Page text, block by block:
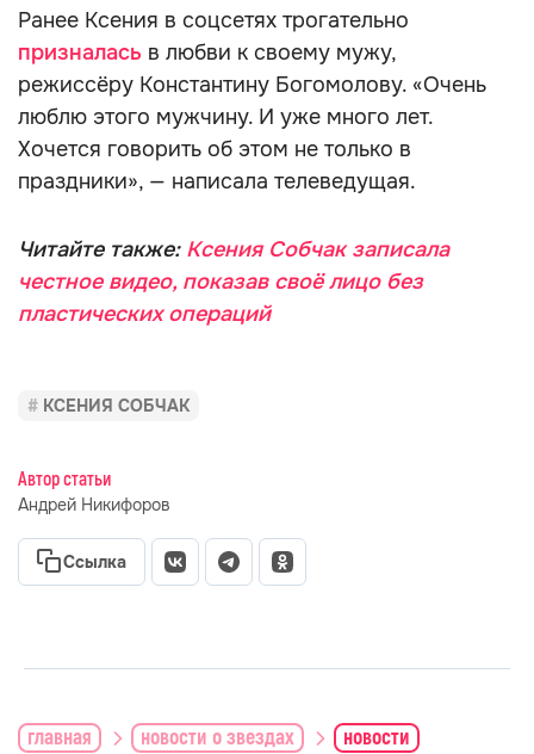
Ранее Ксения в соцсетях трогательно
призналась в любви к своему мужу,
режиссёру Константину Богомолову. «Очень
люблю этого мужчину. И уже много лет.
Хочется говорить об этом не только в
праздники», — написала телеведущая.
Читайте также: Ксения Собчак записала
честное видео, показав своё лицо без
пластических операций
КСЕНИЯ СОБЧАК
Автор статьи
Андрей Никифоров
Ссылка
главная новости о звездах новости